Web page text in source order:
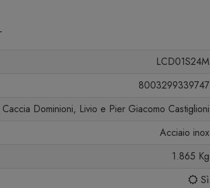
LCD01S24M
8003299339747
Caccia Dominioni, Livio e Pier Giacomo Castiglioni
Acciaio inox
1.865 Kg
Sì